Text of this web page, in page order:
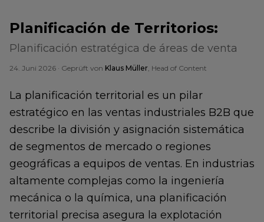
Planificación de Territorios:
Planificación estratégica de áreas de venta
24. Juni 2026 · Geprüft von Klaus Müller, Head of Content
La planificación territorial es un pilar
estratégico en las ventas industriales B2B que
describe la división y asignación sistemática
de segmentos de mercado o regiones
geográficas a equipos de ventas. En industrias
altamente complejas como la ingeniería
mecánica o la química, una planificación
territorial precisa asegura la explotación